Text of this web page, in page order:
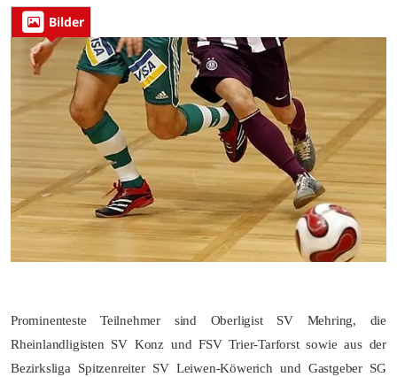
Bilder
Prominenteste Teilnehmer sind Oberligist SV Mehring, die
Rheinlandligisten SV Konz und FSV Trier-Tarforst sowie aus der
Bezirksliga Spitzenreiter SV Leiwen-Köwerich und Gastgeber SG